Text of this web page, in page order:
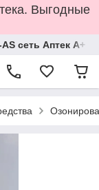
Выгодные
сеть Аптек А+